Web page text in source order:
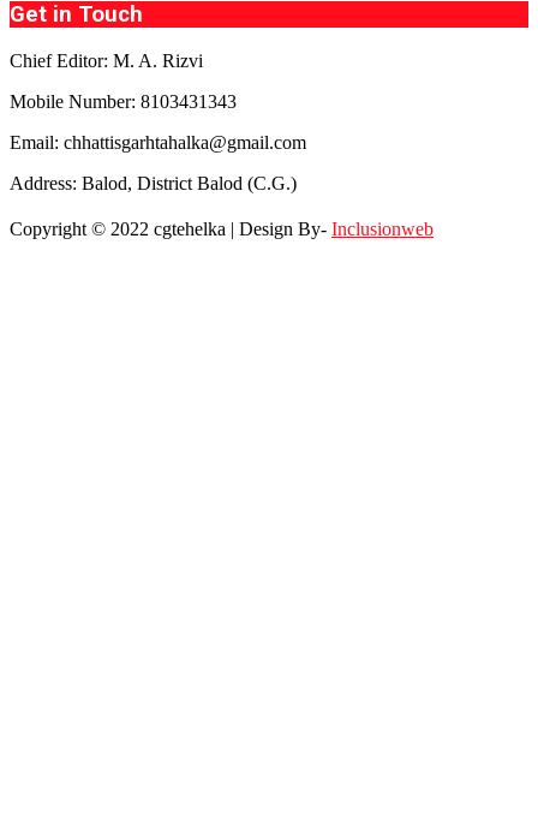
Get in Touch
Chief Editor: M. A. Rizvi
Mobile Number: 8103431343
Email: chhattisgarhtahalka@gmail.com
Address: Balod, District Balod (C.G.)
Copyright © 2022 cgtehelka | Design By- Inclusionweb